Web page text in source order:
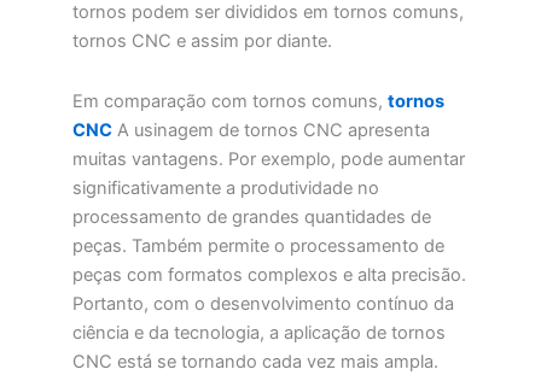
tornos podem ser divididos em tornos comuns,
tornos CNC e assim por diante.
Em comparação com tornos comuns, tornos
CNC A usinagem de tornos CNC apresenta
muitas vantagens. Por exemplo, pode aumentar
significativamente a produtividade no
processamento de grandes quantidades de
peças. Também permite o processamento de
peças com formatos complexos e alta precisão.
Portanto, com o desenvolvimento contínuo da
ciência e da tecnologia, a aplicação de tornos
CNC está se tornando cada vez mais ampla.